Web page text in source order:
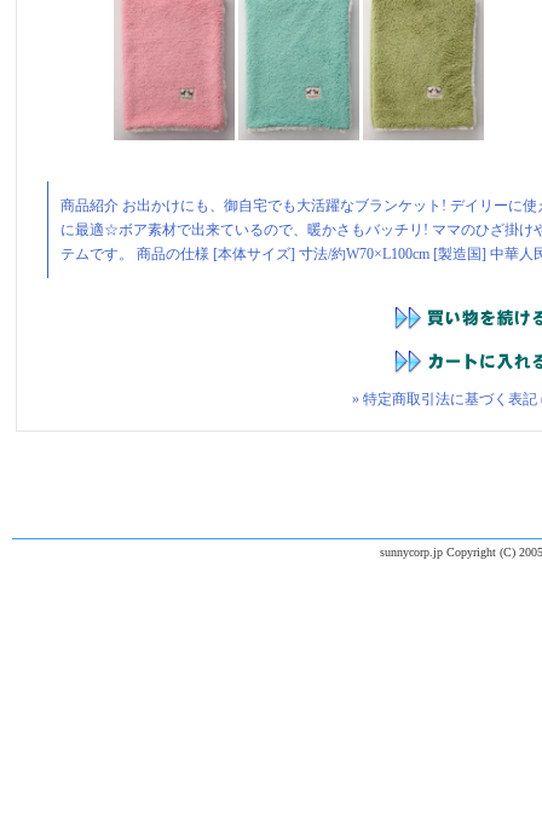
商品紹介 お出かけにも、御自宅でも大活躍なブランケット! デイリーに
に最適☆ボア素材で出来ているので、暖かさもバッチリ! ママのひざ掛
テムです。 商品の仕様 [本体サイズ] 寸法/約W70×L100cm [製造国] 中華
» 特定商取引法に基づく表記
sunnycorp.jp Copyright (C)